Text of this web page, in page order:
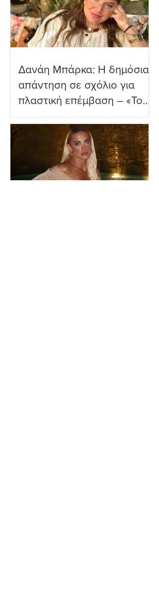
Δανάη Μπάρκα: Η δημόσια
απάντηση σε σχόλιο για
πλαστική επέμβαση – «Το
ωραιότερο σχόλιο που